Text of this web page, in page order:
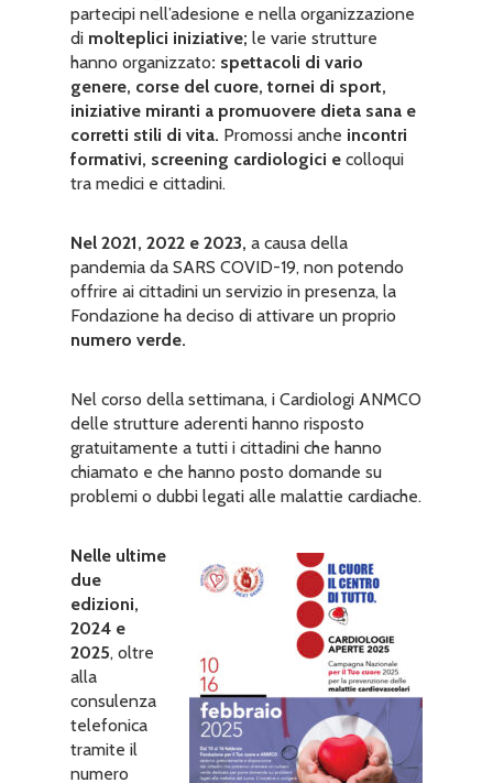
partecipi nell’adesione e nella organizzazione
di molteplici iniziative; le varie strutture
hanno organizzato: spettacoli di vario
genere, corse del cuore, tornei di sport,
iniziative miranti a promuovere dieta sana e
corretti stili di vita. Promossi anche incontri
formativi, screening cardiologici e colloqui
tra medici e cittadini.
Nel 2021, 2022 e 2023, a causa della
pandemia da SARS COVID-19, non potendo
offrire ai cittadini un servizio in presenza, la
Fondazione ha deciso di attivare un proprio
numero verde.
Nel corso della settimana, i Cardiologi ANMCO
delle strutture aderenti hanno risposto
gratuitamente a tutti i cittadini che hanno
chiamato e che hanno posto domande su
problemi o dubbi legati alle malattie cardiache.
Nelle ultime
due
edizioni,
2024 e
2025, oltre
alla
consulenza
telefonica
tramite il
numero